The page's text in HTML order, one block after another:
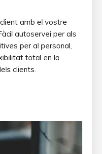
amb el vostre
autoservei per als
per al personal,
total en la
clients.